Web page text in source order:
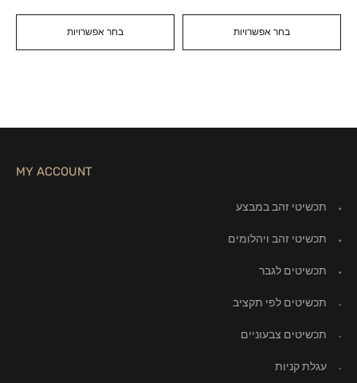
בחר אפשרויות בחר אפשרויות
MY ACCOUNT
תכשיטי זהב במבצע
תכשיטי זהב ויהלומים
תכשיטים לגבר
תכשיטים לפי תקציב
תכשיטים צבעוניים
עגלת קניות